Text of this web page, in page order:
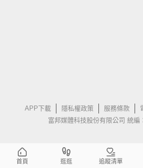
APP下載 隱私權政策 服務條款
富邦媒體科技股份有限公司 統編
首頁 逛逛 追蹤清單